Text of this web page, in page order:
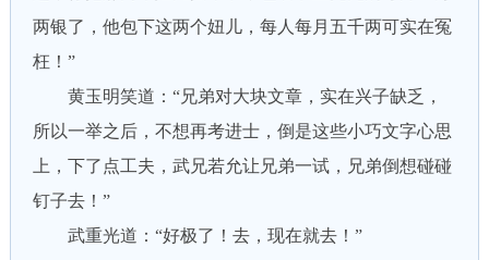
两银了，他包下这两个妞儿，每人每月五千两可实在冤
枉！”
黄玉明笑道：“兄弟对大块文章，实在兴子缺乏，
所以一举之后，不想再考进士，倒是这些小巧文字心思
上，下了点工夫，武兄若允让兄弟一试，兄弟倒想碰碰
钉子去！”
武重光道：“好极了！去，现在就去！”